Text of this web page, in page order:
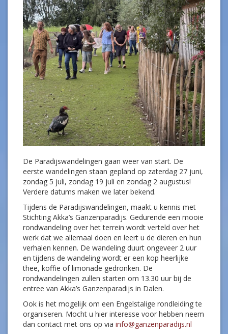
De Paradijswandelingen gaan weer van start. De
eerste wandelingen staan gepland op zaterdag 27 juni,
zondag 5 juli, zondag 19 juli en zondag 2 augustus!
Verdere datums maken we later bekend.
Tijdens de Paradijswandelingen, maakt u kennis met
Stichting Akka’s Ganzenparadijs. Gedurende een mooie
rondwandeling over het terrein wordt verteld over het
werk dat we allemaal doen en leert u de dieren en hun
verhalen kennen. De wandeling duurt ongeveer 2 uur
en tijdens de wandeling wordt er een kop heerlijke
thee, koffie of limonade gedronken. De
rondwandelingen zullen starten om 13.30 uur bij de
entree van Akka’s Ganzenparadijs in Dalen.
Ook is het mogelijk om een Engelstalige rondleiding te
organiseren. Mocht u hier interesse voor hebben neem
dan contact met ons op via info@ganzenparadijs.nl